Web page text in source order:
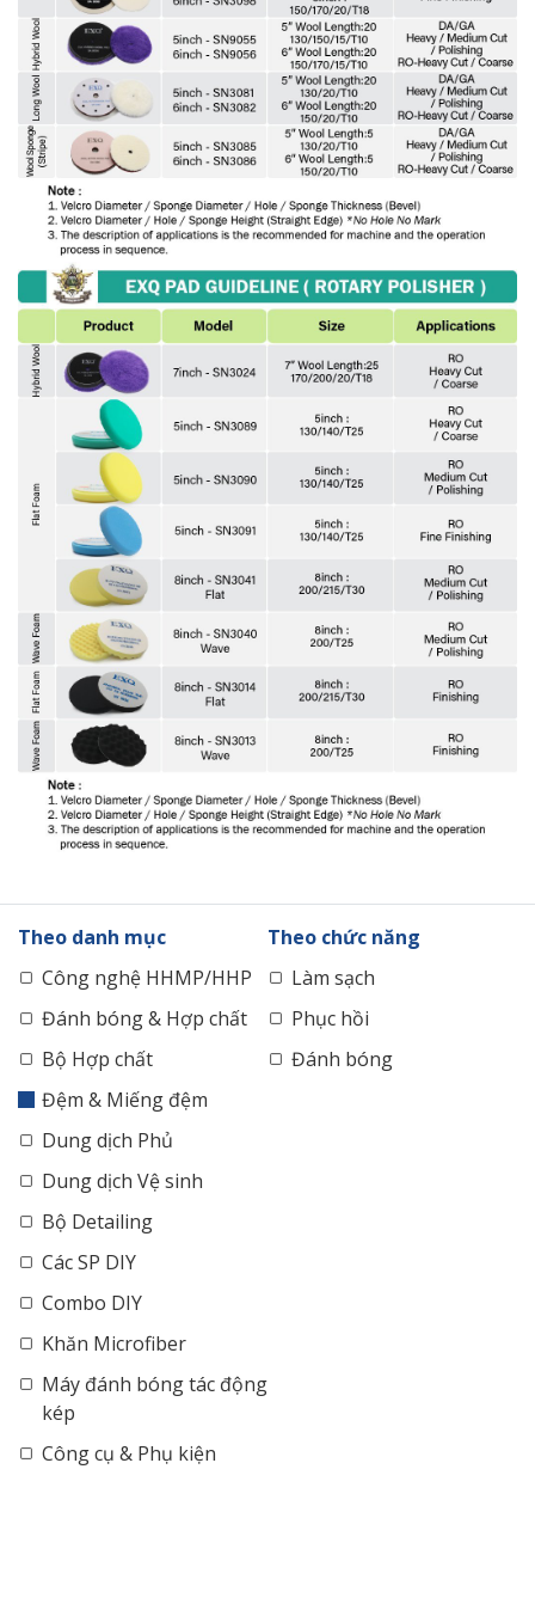
Theo danh mục
Công nghệ HHMP/HHP
Đánh bóng & Hợp chất
Bộ Hợp chất
Đệm & Miếng đệm
Dung dịch Phủ
Dung dịch Vệ sinh
Bộ Detailing
Các SP DIY
Combo DIY
Khăn Microfiber
Máy đánh bóng tác động
kép
Công cụ & Phụ kiện
Theo chức năng
Làm sạch
Phục hồi
Đánh bóng